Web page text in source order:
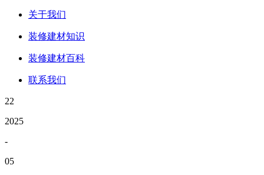
关于我们
装修建材知识
装修建材百科
联系我们
22
2025
-
05